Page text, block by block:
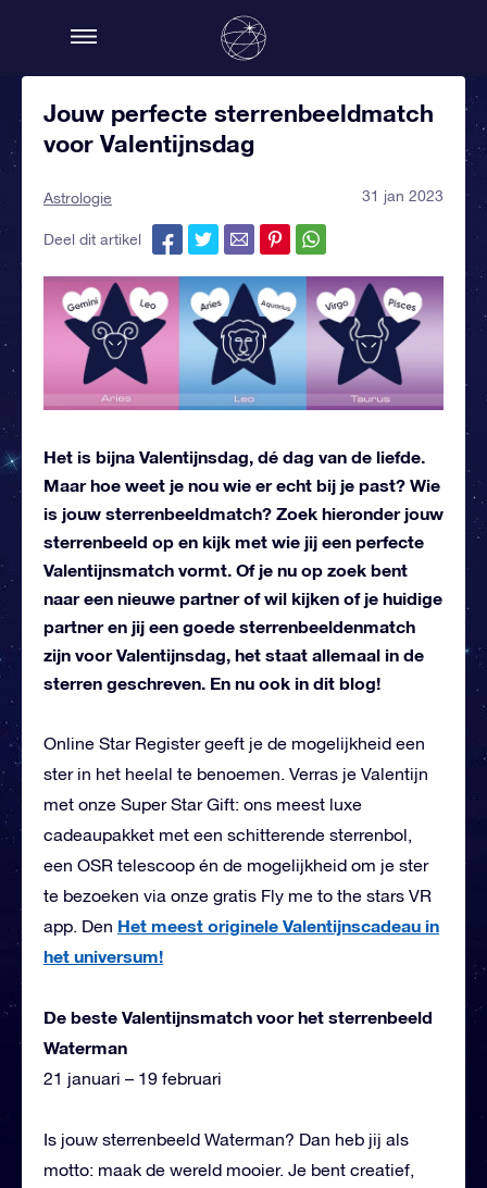
Jouw perfecte sterrenbeeldmatch
voor Valentijnsdag
Astrologie 31 jan 2023
Deel dit artikel
Het is bijna Valentijnsdag, dé dag van de liefde.
Maar hoe weet je nou wie er echt bij je past? Wie
is jouw sterrenbeeldmatch? Zoek hieronder jouw
sterrenbeeld op en kijk met wie jij een perfecte
Valentijnsmatch vormt. Of je nu op zoek bent
naar een nieuwe partner of wil kijken of je huidige
partner en jij een goede sterrenbeeldenmatch
zijn voor Valentijnsdag, het staat allemaal in de
sterren geschreven. En nu ook in dit blog!
Online Star Register geeft je de mogelijkheid een
ster in het heelal te benoemen. Verras je Valentijn
met onze Super Star Gift: ons meest luxe
cadeaupakket met een schitterende sterrenbol,
een OSR telescoop én de mogelijkheid om je ster
te bezoeken via onze gratis Fly me to the stars VR
app. Den Het meest originele Valentijnscadeau in
het universum!
De beste Valentijnsmatch voor het sterrenbeeld
Waterman
21 januari – 19 februari
Is jouw sterrenbeeld Waterman? Dan heb jij als
motto: maak de wereld mooier. Je bent creatief,